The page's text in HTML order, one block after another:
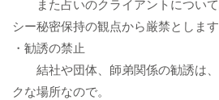
シー秘密保持の観点から厳禁とします
・勧誘の禁止
結社や団体、師弟関係の勧誘は、
クな場所なので。